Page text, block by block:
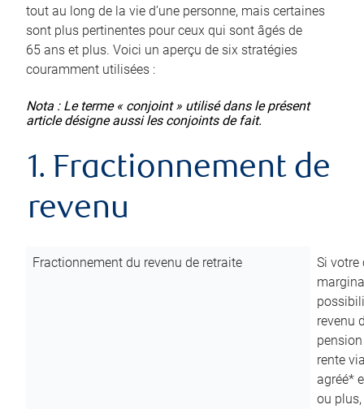
tout au long de la vie d’une personne, mais certaines
sont plus pertinentes pour ceux qui sont âgés de
65 ans et plus. Voici un aperçu de six stratégies
couramment utilisées :
Nota : Le terme « conjoint » utilisé dans le présent
article désigne aussi les conjoints de fait.
1. Fractionnement de
revenu
Fractionnement du revenu de retraite
Si votre
revenu
rente
agréé*
ou